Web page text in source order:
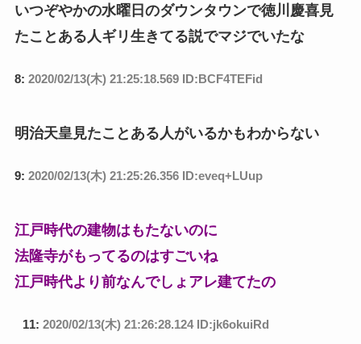
いつぞやかの水曜日のダウンタウンで徳川慶喜見
たことある人ギリ生きてる説でマジでいたな
8: 2020/02/13(木) 21:25:18.569 ID:BCF4TEFid
明治天皇見たことある人がいるかもわからない
9: 2020/02/13(木) 21:25:26.356 ID:eveq+LUup
江戸時代の建物はもたないのに
法隆寺がもってるのはすごいね
江戸時代より前なんでしょアレ建てたの
11: 2020/02/13(木) 21:26:28.124 ID:jk6okuiRd